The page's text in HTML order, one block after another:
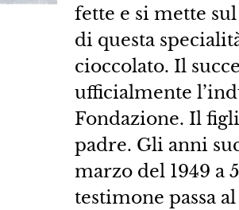
fette e si mette
di questa
cioccolato. Il
ufficialmente
Fondazione. Il
padre. Gli anni
marzo del 1949 a
testimone passa